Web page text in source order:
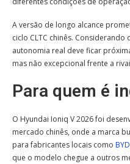
A versão de longo alcance
ciclo CLTC chinês.
autonomia real deve ficar
mas não excepcional frente a
Para quem é
O Hyundai Ioniq V 2026 foi
mercado chinês, onde a marca
para fabricantes locais como BYD
que o modelo chegue a outros